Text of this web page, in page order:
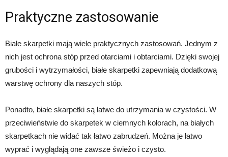
Praktyczne zastosowanie
Białe skarpetki mają wiele praktycznych zastosowań. Jednym z
nich jest ochrona stóp przed otarciami i obtarciami. Dzięki swojej
grubości i wytrzymałości, białe skarpetki zapewniają dodatkową
warstwę ochrony dla naszych stóp.
Ponadto, białe skarpetki są łatwe do utrzymania w czystości. W
przeciwieństwie do skarpetek w ciemnych kolorach, na białych
skarpetkach nie widać tak łatwo zabrudzeń. Można je łatwo
wyprać i wyglądają one zawsze świeżo i czysto.